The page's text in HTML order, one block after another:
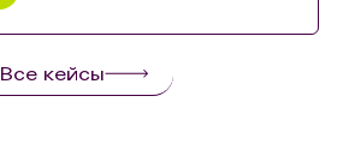
Все кейсы